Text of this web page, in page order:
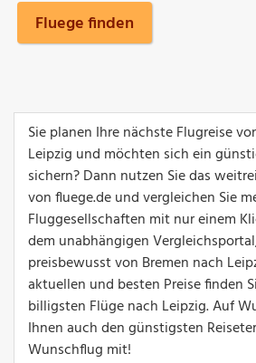
Fluege finden
Sie planen Ihre nächste Flugreise
Leipzig und möchten sich ein
sichern? Dann nutzen Sie das
von fluege.de und vergleichen Sie
Fluggesellschaften mit nur einem
dem unabhängigen
preisbewusst von Bremen nach
aktuellen und besten Preise finden
billigsten Flüge nach Leipzig. Auf
Ihnen auch den günstigsten
Wunschflug mit!